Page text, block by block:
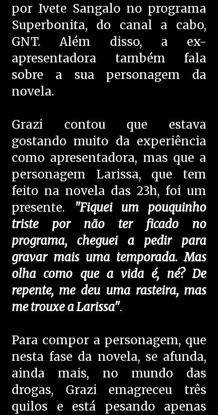
por Ivete Sangalo no programa
Superbonita, do canal a cabo,
GNT. Além disso, a ex-
apresentadora também fala
sobre a sua personagem da
novela.
Grazi contou que estava
gostando muito da experiência
como apresentadora, mas que a
personagem Larissa, que tem
feito na novela das 23h, foi um
presente.
"Fiquei um pouquinho
triste por não ter ficado no
programa, cheguei a pedir para
gravar mais uma temporada. Mas
olha como que a vida é, né? De
repente, me deu uma rasteira, mas
me trouxe a Larissa".
Para compor a personagem, que
nesta fase da novela, se afunda,
ainda mais, no mundo das
drogas, Grazi emagreceu três
quilos e está pesando apenas